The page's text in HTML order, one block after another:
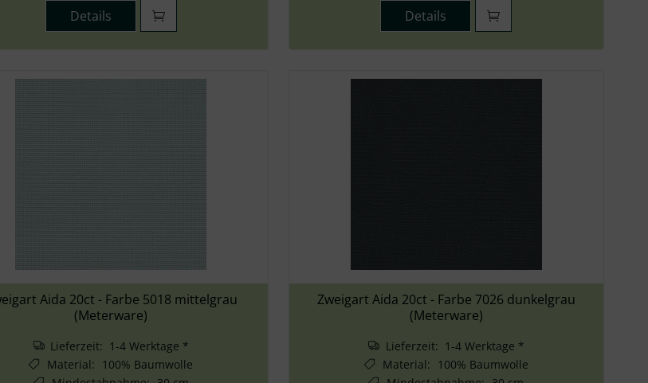
Details Details
Aida 20ct - Farbe 5018 mittelgrau
(Meterware)
Lieferzeit: 1-4 Werktage *
Material: 100% Baumwolle
Zweigart Aida 20ct - Farbe 7026 dunkelgrau
(Meterware)
Lieferzeit: 1-4 Werktage *
Material: 100% Baumwolle